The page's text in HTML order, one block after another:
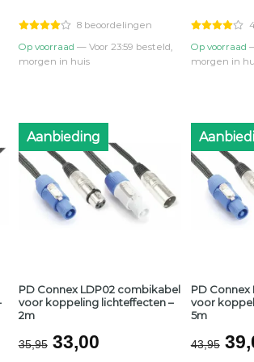
€74,95.€65,00.
8 beoordelingen
Op voorraad — Voor 23:59 besteld,
morgen in huis
Op voorraad
morgen in
Aanbieding
PD Connex LDP02 combikabel
voor koppeling lichteffecten –
2m
35,95 Oorspronkelijke
33,00Huidige
PD
voor
5m
43,95